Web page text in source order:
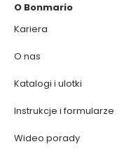
O Bonmario
Kariera
O nas
Katalogi i ulotki
Instrukcje i formularze
Wideo porady